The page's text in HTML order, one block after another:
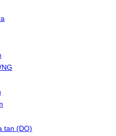
tan (DO)